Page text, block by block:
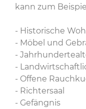
kann zum
- Historische
- Möbel und
-
-
- Offene
- Richtersaal
- Gefängnis